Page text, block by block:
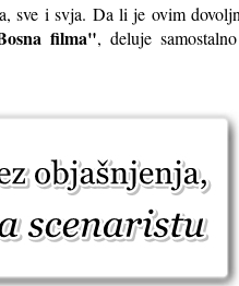
sve i svja. Da li je ovim
filma", deluje